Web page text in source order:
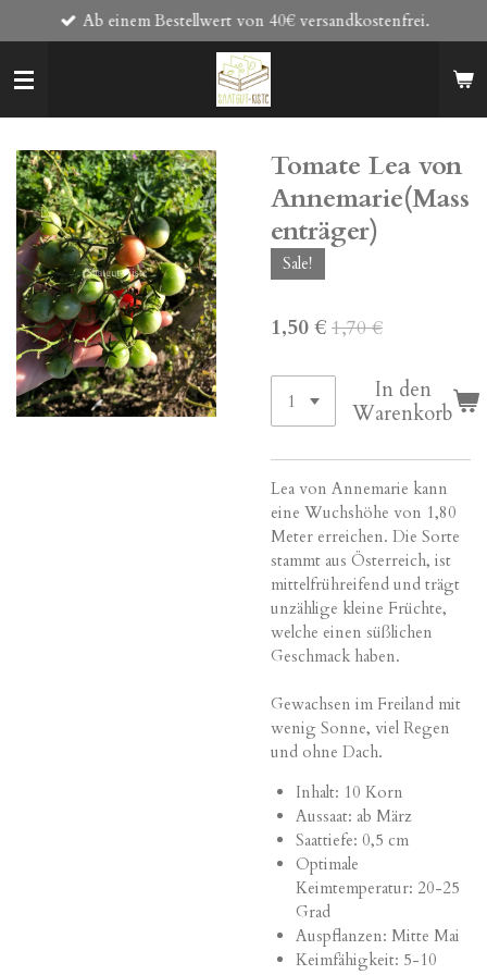
Hauptinhalt
springen
Ab einem Bestellwert von 40€ versandkostenfrei.
Tomate Lea von
Annemarie(Mass
enträger)
Sale!
1,50 € 1,70 €
In den
Warenkorb
Lea von Annemarie kann
eine Wuchshöhe von 1,80
Meter erreichen. Die Sorte
stammt aus Österreich, ist
mittelfrühreifend und trägt
unzählige kleine Früchte,
welche einen süßlichen
Geschmack haben.
Gewachsen im Freiland mit
wenig Sonne, viel Regen
und ohne Dach.
Inhalt: 10 Korn
Aussaat: ab März
Saattiefe: 0,5 cm
Optimale
Keimtemperatur: 20-25
Grad
Auspflanzen: Mitte Mai
Keimfähigkeit: 5-10